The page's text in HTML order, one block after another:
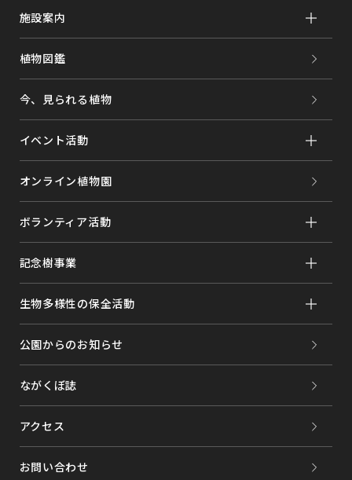
施設案内
植物図鑑
今、見られる植物
イベント活動
オンライン植物園
ボランティア活動
記念樹事業
生物多様性の保全活動
公園からのお知らせ
ながくぼ誌
アクセス
お問い合わせ